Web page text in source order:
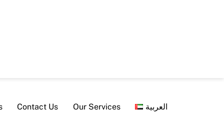
Contact Us Our Services العربية